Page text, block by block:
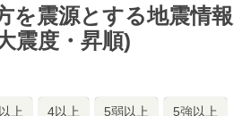
を震源とする地震情報
震度・昇順)
上 4以上 5弱以上 5強以上